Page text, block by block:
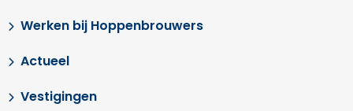
Werken bij Hoppenbrouwers
Actueel
Vestigingen